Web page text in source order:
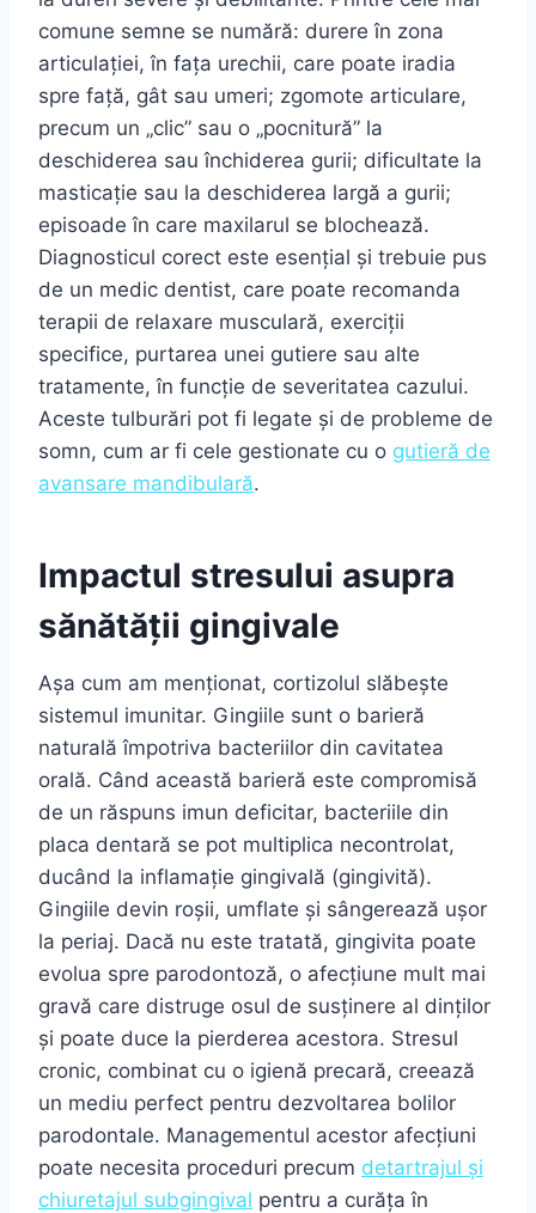
comune semne se numără: durere în zona
articulației, în fața urechii, care poate iradia
spre față, gât sau umeri; zgomote articulare,
precum un „clic” sau o „pocnitură” la
deschiderea sau închiderea gurii; dificultate la
masticație sau la deschiderea largă a gurii;
episoade în care maxilarul se blochează.
Diagnosticul corect este esențial și trebuie pus
de un medic dentist, care poate recomanda
terapii de relaxare musculară, exerciții
specifice, purtarea unei gutiere sau alte
tratamente, în funcție de severitatea cazului.
Aceste tulburări pot fi legate și de probleme de
somn, cum ar fi cele gestionate cu o gutieră de
avansare mandibulară.
Impactul stresului asupra
sănătății gingivale
Așa cum am menționat, cortizolul slăbește
sistemul imunitar. Gingiile sunt o barieră
naturală împotriva bacteriilor din cavitatea
orală. Când această barieră este compromisă
de un răspuns imun deficitar, bacteriile din
placa dentară se pot multiplica necontrolat,
ducând la inflamație gingivală (gingivită).
Gingiile devin roșii, umflate și sângerează ușor
la periaj. Dacă nu este tratată, gingivita poate
evolua spre parodontoză, o afecțiune mult mai
gravă care distruge osul de susținere al dinților
și poate duce la pierderea acestora. Stresul
cronic, combinat cu o igienă precară, creează
un mediu perfect pentru dezvoltarea bolilor
parodontale. Managementul acestor afecțiuni
poate necesita proceduri precum detartrajul și
chiuretajul subgingival pentru a curăța în